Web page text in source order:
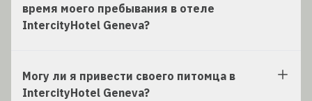
время моего пребывания в отеле
IntercityHotel Geneva?
Могу ли я привести своего питомца в
IntercityHotel Geneva?